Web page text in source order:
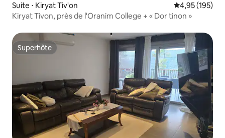
Suite ⋅ Kiryat Tiv'on Évaluation
4,95 (195)
Kiryat Tivon, près de l'Oranim College + « Dor tinon »
Superhôte
Superhôte